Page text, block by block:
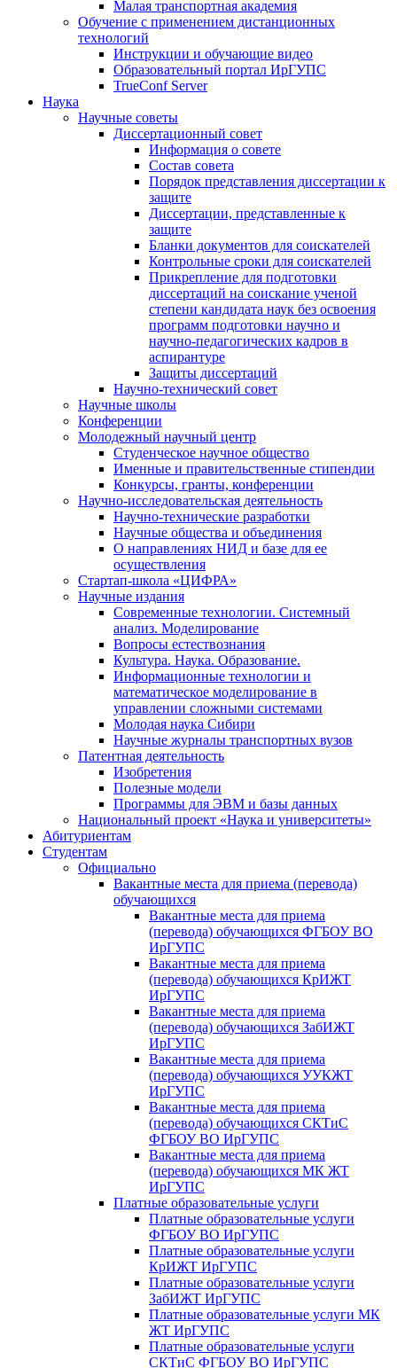
Малая транспортная академия
Обучение с применением дистанционных
технологий
Инструкции и обучающие видео
Образовательный портал ИрГУПС
TrueConf Server
Наука
Научные советы
Диссертационный совет
Информация о совете
Состав совета
Порядок представления диссертации к
защите
Диссертации, представленные к
защите
Бланки документов для соискателей
Контрольные сроки для соискателей
Прикрепление для подготовки
диссертаций на соискание ученой
степени кандидата наук без освоения
программ подготовки научно и
научно-педагогических кадров в
аспирантуре
Защиты диссертаций
Научно-технический совет
Научные школы
Конференции
Молодежный научный центр
Студенческое научное общество
Именные и правительственные стипендии
Конкурсы, гранты, конференции
Научно-исследовательская деятельность
Научно-технические разработки
Научные общества и объединения
О направлениях НИД и базе для ее
осуществления
Стартап-школа «ЦИФРА»
Научные издания
Современные технологии. Системный
анализ. Моделирование
Вопросы естествознания
Культура. Наука. Образование.
Информационные технологии и
математическое моделирование в
управлении сложными системами
Молодая наука Сибири
Научные журналы транспортных вузов
Патентная деятельность
Изобретения
Полезные модели
Программы для ЭВМ и базы данных
Национальный проект «Наука и университеты»
Абитуриентам
Студентам
Официально
Вакантные места для приема (перевода)
обучающихся
Вакантные места для приема
(перевода) обучающихся ФГБОУ ВО
ИрГУПС
Вакантные места для приема
(перевода) обучающихся КрИЖТ
ИрГУПС
Вакантные места для приема
(перевода) обучающихся ЗабИЖТ
ИрГУПС
Вакантные места для приема
(перевода) обучающихся УУКЖТ
ИрГУПС
Вакантные места для приема
(перевода) обучающихся СКТиС
ФГБОУ ВО ИрГУПС
Вакантные места для приема
(перевода) обучающихся МК ЖТ
ИрГУПС
Платные образовательные услуги
Платные образовательные услуги
ФГБОУ ВО ИрГУПС
Платные образовательные услуги
КрИЖТ ИрГУПС
Платные образовательные услуги
ЗабИЖТ ИрГУПС
Платные образовательные услуги МК
ЖТ ИрГУПС
Платные образовательные услуги
СКТиС ФГБОУ ВО ИрГУПС